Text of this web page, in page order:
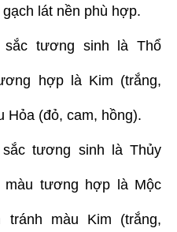
lát nền phù hợp.
tương sinh là Thổ
hợp là Kim (trắng,
Hỏa (đỏ, cam, hồng).
tương sinh là Thủy
màu tương hợp là Mộc
tránh màu Kim (trắng,